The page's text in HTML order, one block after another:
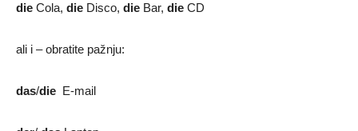
die Cola, die Disco, die Bar, die CD
ali i – obratite pažnju:
das/die E-mail